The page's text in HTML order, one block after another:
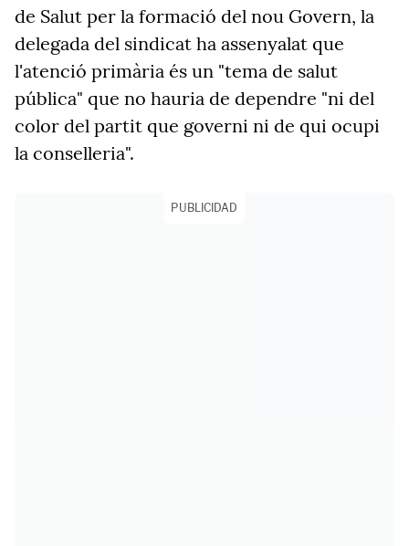
de Salut per la formació del nou Govern, la
delegada del sindicat ha assenyalat que
l'atenció primària és un "tema de salut
pública" que no hauria de dependre "ni del
color del partit que governi ni de qui ocupi
la conselleria".
PUBLICIDAD